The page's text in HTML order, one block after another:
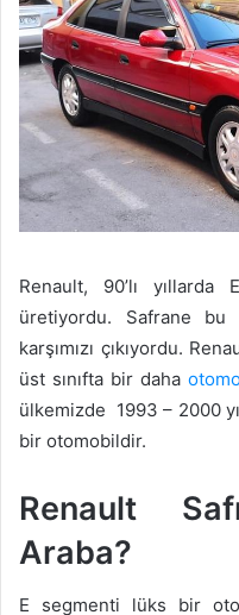
Renault, 90’lı
üretiyordu. Safrane
karşımızı çıkıyordu.
üst sınıfta bir daha
ülkemizde 1993 – 2000
bir otomobildir.
Renault
Araba?
E segmenti lüks bir